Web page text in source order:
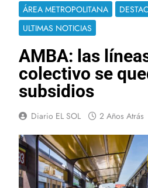
ÁREA METROPOLITANA
ULTIMAS NOTICIAS
AMBA: las
colectivo se
subsidios
Diario EL SOL 2 Años Atrás